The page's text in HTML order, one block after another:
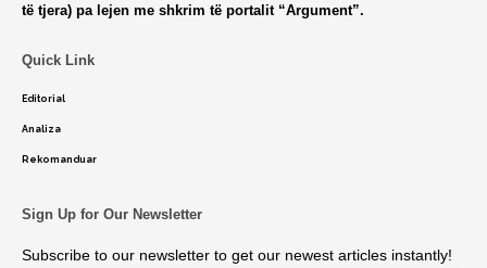
të tjera) pa lejen me shkrim të portalit “Argument”.
Quick Link
Editorial
Analiza
Rekomanduar
Sign Up for Our Newsletter
Subscribe to our newsletter to get our newest articles instantly!